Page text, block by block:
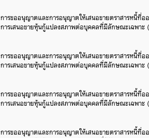
การขออนุญาตและการอนุญาตให้เสนอขายตราสารหนี้ที่
การเสนอขายหุ้นกู้แปลงสภาพต่อบุคคลที่มีลักษณะเฉพา
การขออนุญาตและการอนุญาตให้เสนอขายตราสารหนี้ที่
การเสนอขายหุ้นกู้แปลงสภาพต่อบุคคลที่มีลักษณะเฉพา
การขออนุญาตและการอนุญาตให้เสนอขายตราสารหนี้ที่
การเสนอขายหุ้นกู้แปลงสภาพต่อบุคคลที่มีลักษณะเฉพา
การขออนุญาตและการอนุญาตให้เสนอขายตราสารหนี้ที่